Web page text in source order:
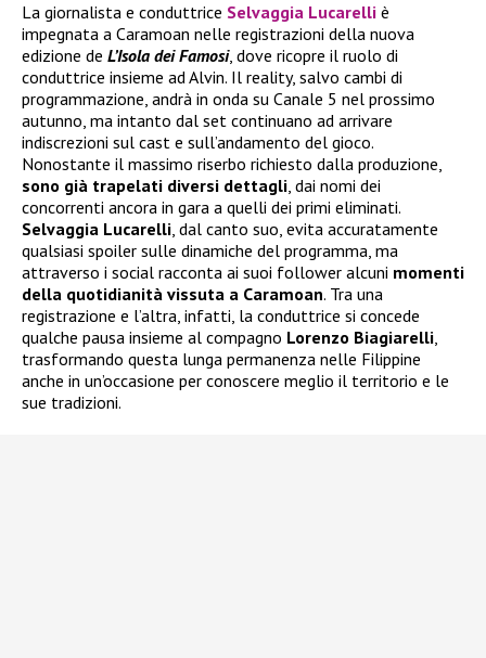
La giornalista e conduttrice Selvaggia Lucarelli è
impegnata a Caramoan nelle registrazioni della nuova
edizione de L’Isola dei Famosi, dove ricopre il ruolo di
conduttrice insieme ad Alvin. Il reality, salvo cambi di
programmazione, andrà in onda su Canale 5 nel prossimo
autunno, ma intanto dal set continuano ad arrivare
indiscrezioni sul cast e sull’andamento del gioco.
Nonostante il massimo riserbo richiesto dalla produzione,
sono già trapelati diversi dettagli, dai nomi dei
concorrenti ancora in gara a quelli dei primi eliminati.
Selvaggia Lucarelli, dal canto suo, evita accuratamente
qualsiasi spoiler sulle dinamiche del programma, ma
attraverso i social racconta ai suoi follower alcuni momenti
della quotidianità vissuta a Caramoan. Tra una
registrazione e l’altra, infatti, la conduttrice si concede
qualche pausa insieme al compagno Lorenzo Biagiarelli,
trasformando questa lunga permanenza nelle Filippine
anche in un’occasione per conoscere meglio il territorio e le
sue tradizioni.